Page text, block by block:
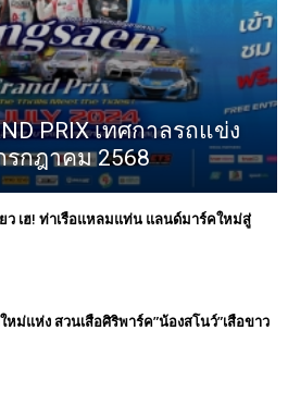
PRIX เทศกาลรถแข่ง
กฎาคม 2568
ว เฮ! ท่าเรือแหลมแท่น แลนด์มาร์คใหม่สู่
หม่แห่ง สวนเสือศิริพาร์ค”น้องสโนว์”เสือขาว